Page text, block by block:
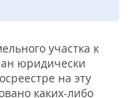
участка к
юридически
на эту
каких-либо